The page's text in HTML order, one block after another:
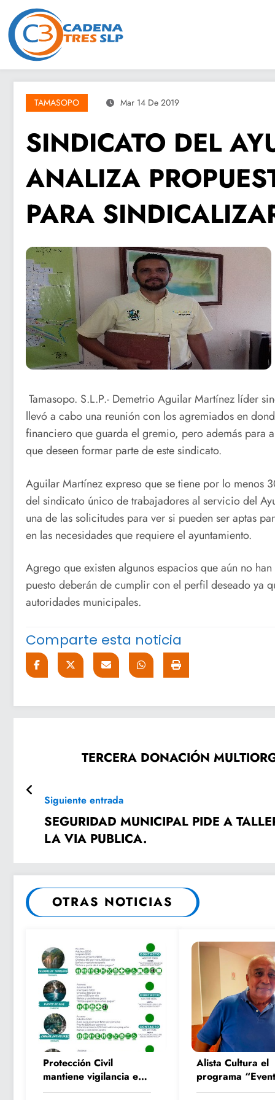
contenido
TAMASOPO Mar 14 De 2019
SINDICATO DEL
ANALIZA
PARA
Tamasopo. S.L.P.- Demetrio Aguilar Martínez líder
llevó a cabo una reunión con los agremiados en
financiero que guarda el gremio, pero además para
que deseen formar parte de este sindicato.
Aguilar Martínez expreso que se tiene por lo menos
del sindicato único de trabajadores al servicio del
una de las solicitudes para ver si pueden ser aptas
en las necesidades que requiere el ayuntamiento.
Agrego que existen algunos espacios que aún no
puesto deberán de cumplir con el perfil deseado ya
autoridades municipales.
Comparte esta noticia
TERCERA DONACIÓN
Siguiente entrada
SEGURIDAD MUNICIPAL PIDE A
LA VIA PUBLICA.
OTRAS NOTICIAS
Protección Civil
mantiene vigilancia en
parajes turísticos y
Alista Cultura el
programa
Culturales de